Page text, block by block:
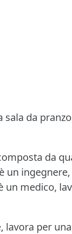
da
da
un
un medico,
per